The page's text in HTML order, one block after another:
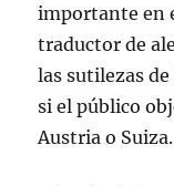
importante en
traductor de
las sutilezas
si el público
Austria o Suiza.